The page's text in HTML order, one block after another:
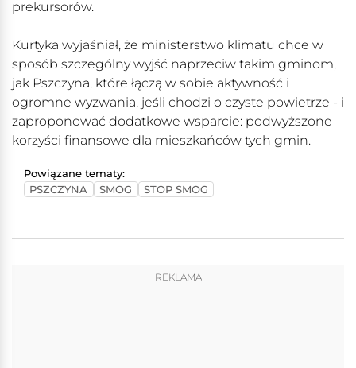
prekursorów.
Kurtyka wyjaśniał, że ministerstwo klimatu chce w
sposób szczególny wyjść naprzeciw takim gminom,
jak Pszczyna, które łączą w sobie aktywność i
ogromne wyzwania, jeśli chodzi o czyste powietrze - i
zaproponować dodatkowe wsparcie: podwyższone
korzyści finansowe dla mieszkańców tych gmin.
Powiązane tematy:
PSZCZYNA
SMOG STOP SMOG
REKLAMA